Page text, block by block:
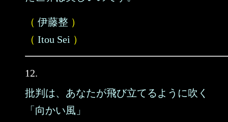
（ 伊藤整 ）
（ Itou Sei ）
12.
批判は、あなたが飛び立てるように吹く
「向かい風」